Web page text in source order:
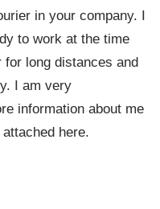
in your company. I
to work at the time
long distances and
I am very
information about me
here.